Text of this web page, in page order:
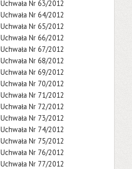
Uchwała Nr 63/2012
Uchwała Nr 64/2012
Uchwała Nr 65/2012
Uchwała Nr 66/2012
Uchwała Nr 67/2012
Uchwała Nr 68/2012
Uchwała Nr 69/2012
Uchwała Nr 70/2012
Uchwała Nr 71/2012
Uchwała Nr 72/2012
Uchwała Nr 73/2012
Uchwała Nr 74/2012
Uchwała Nr 75/2012
Uchwała Nr 76/2012
Uchwała Nr 77/2012